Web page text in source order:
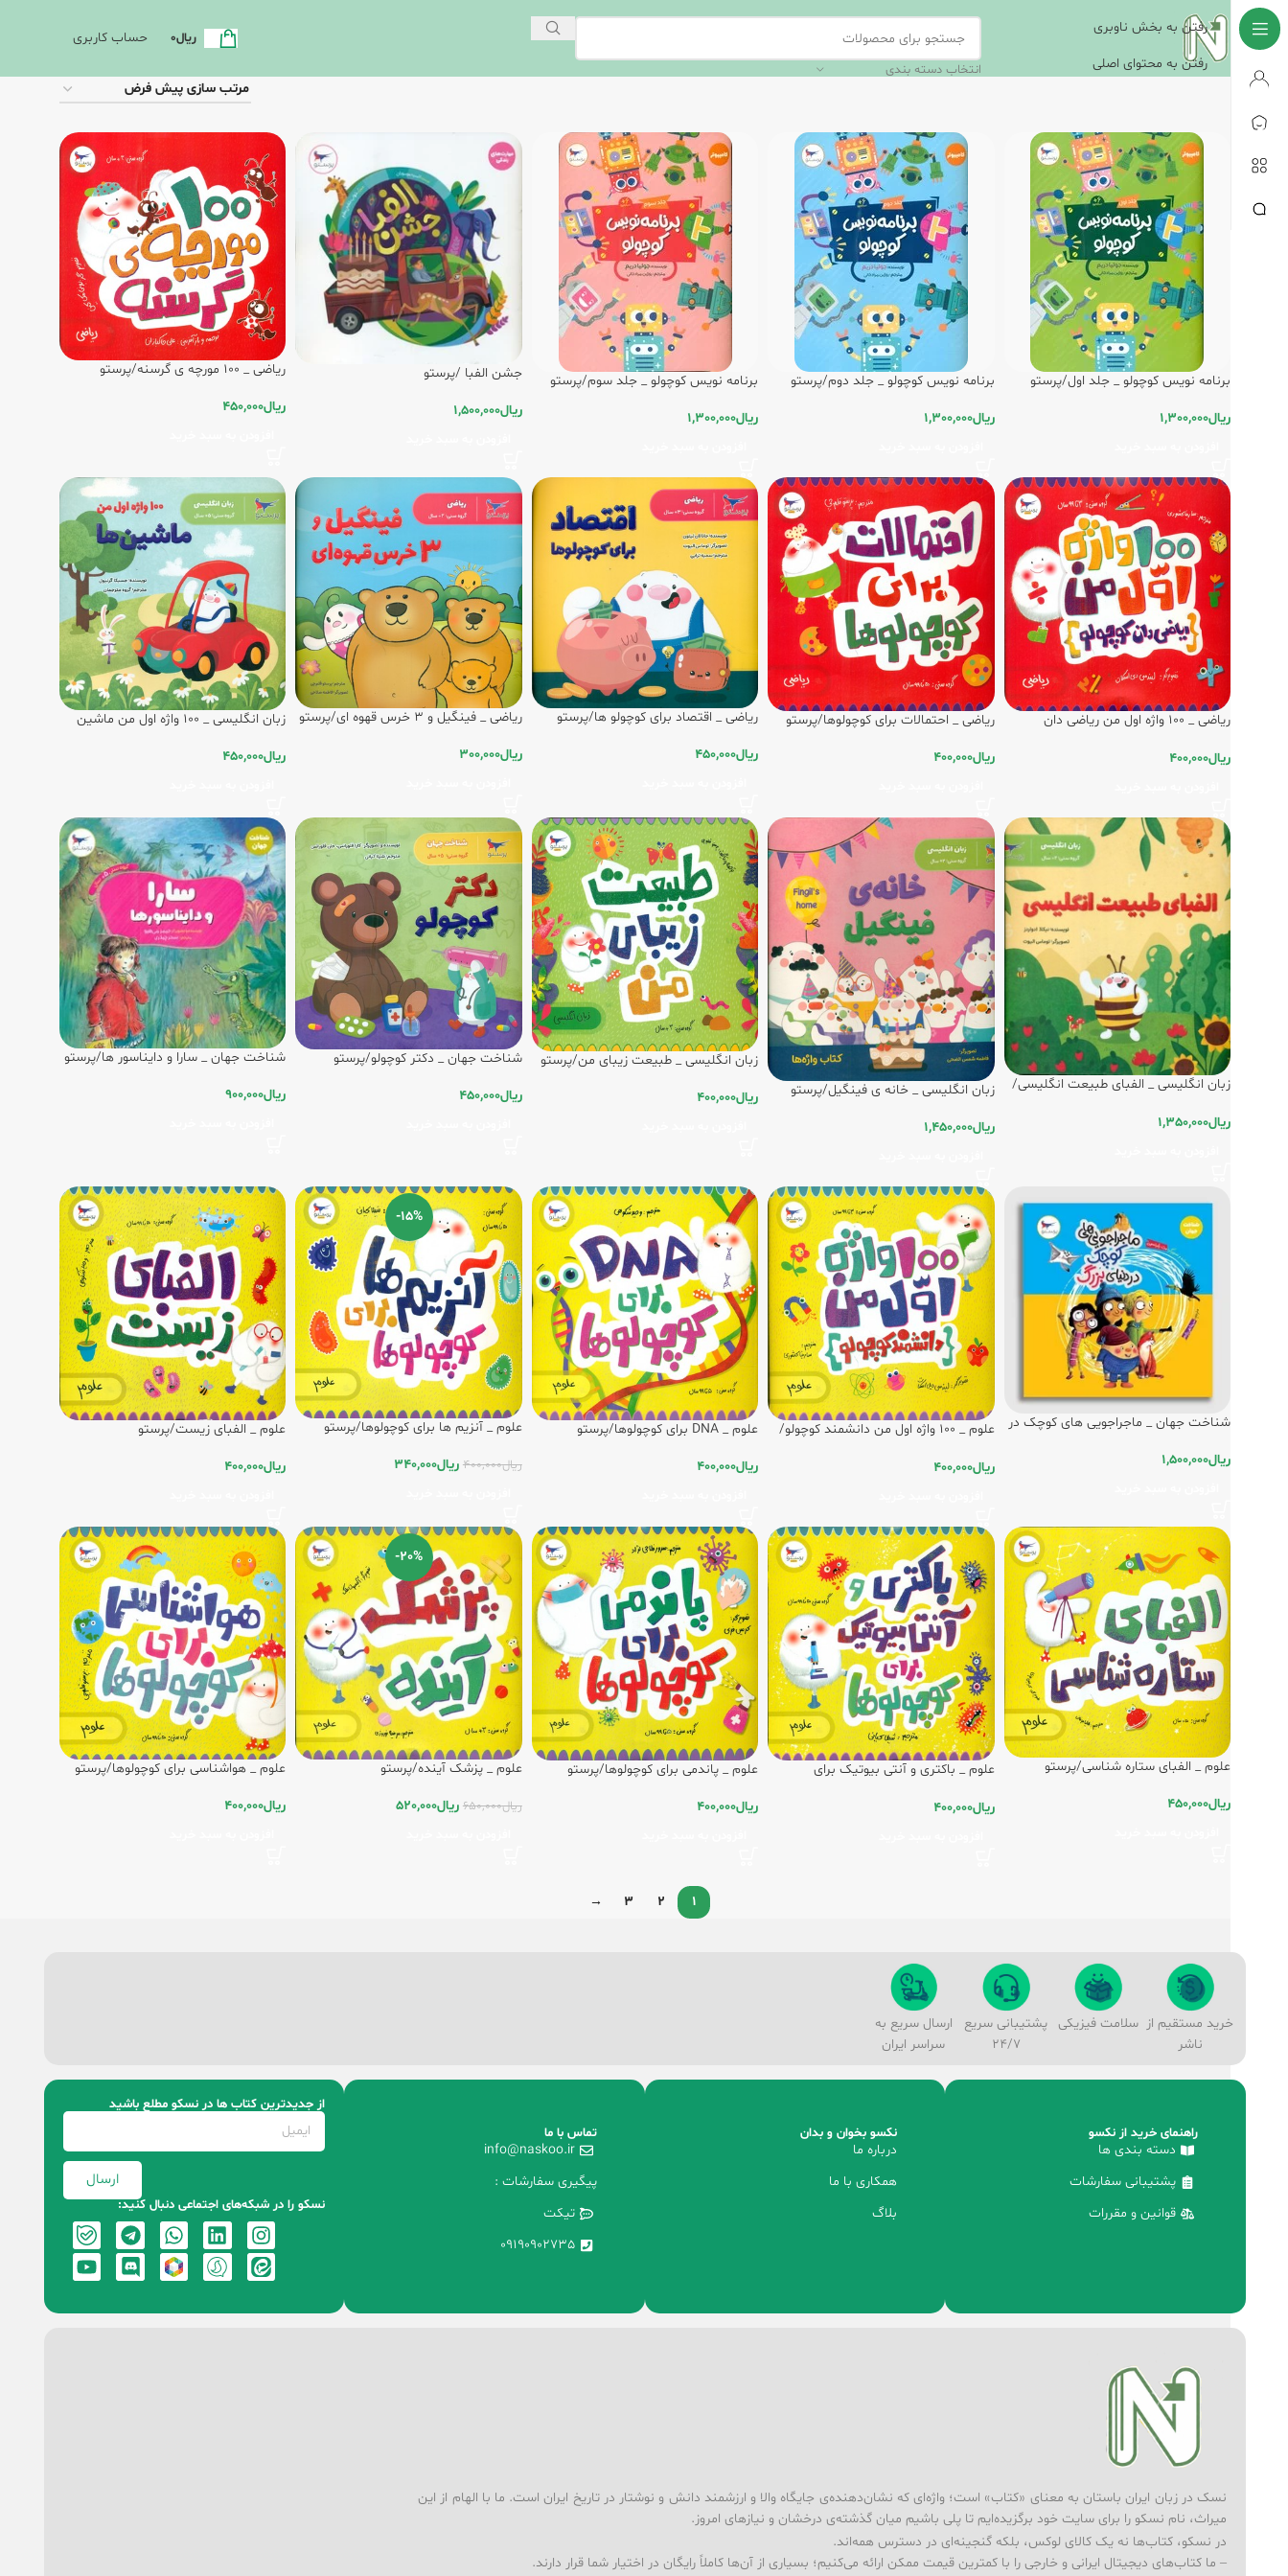
رفتن به بخش ناوبری
رفتن به محتوای اصلی
انتخاب دسته بندی
ریال0 حساب کاربری
برنامه نویس کوچولو _ جلد اول/پرستو
ریال1,300,000
برنامه نویس کوچولو _ جلد دوم/پرستو
ریال1,300,000
برنامه نویس کوچولو _ جلد سوم/پرستو
ریال1,300,000
جشن الفبا /پرستو
ریال1,500,000
ریاضی _ 100 مورچه ی گرسنه/پرستو
ریال450,000
ریاضی _ 100 واژه اول من ریاضی دان
ریال400,000
ریاضی _ احتمالات برای کوچولوها/پرستو
ریال400,000
ریاضی _ اقتصاد برای کوچولو ها/پرستو
ریال450,000
ریاضی _ فینگیل و 3 خرس قهوه ای/پرستو
ریال300,000
زبان انگلیسی _ 100 واژه اول من ماشین
ریال450,000
زبان انگلیسی _ الفبای طبیعت انگلیسی/
ریال1,350,000
زبان انگلیسی _ خانه ی فینگیل/پرستو
ریال1,450,000
زبان انگلیسی _ طبیعت زیبای من/پرستو
ریال400,000
شناخت جهان _ دکتر کوچولو/پرستو
ریال450,000
شناخت جهان _ سارا و دایناسور ها/پرستو
ریال900,000
شناخت جهان _ ماجراجویی های کوچک در
ریال1,500,000
علوم _ 100 واژه اول من دانشمند کوچولو/
ریال400,000
علوم _ DNA برای کوچولوها/پرستو
ریال400,000
-15%
علوم _ آنزیم ها برای کوچولوها/پرستو
ریال400,000 ریال340,000
علوم _ الفبای زیست/پرستو
ریال400,000
علوم _ الفبای ستاره شناسی/پرستو
ریال450,000
علوم _ باکتری و آنتی بیوتیک برای
ریال400,000
علوم _ پاندمی برای کوچولوها/پرستو
ریال400,000
-20%
علوم _ پزشک آینده/پرستو
ریال650,000 ریال520,000
علوم _ هواشناسی برای کوچولوها/پرستو
ریال400,000
1
2
3
→
خرید مستقیم از
ناشر
سلامت فیزیکی
پشتیبانی سریع
24/7
ارسال سریع به
سراسر ایران
راهنمای خرید از نکسو
دسته بندی ها
پشتیبانی سفارشات
قوانین و مقررات
نکسو بخوان و بدان
درباره ما
همکاری با ما
بلاگ
تماس با ما
info@naskoo.ir
پیگیری سفارشات :
تیکت
09190902735
از جدیدترین کتاب‌ ها در نسکو مطلع باشید
ارسال
نسکو را در شبکه‌های اجتماعی دنبال کنید:
نسک در زبان ایران باستان به معنای «کتاب» است؛ واژه‌ای که نشان‌دهنده‌ی جایگاه والا و ارزشمند دانش و نوشتار در تاریخ ایران است. ما با الهام از این
میراث، نام نسکو را برای سایت خود برگزیده‌ایم تا پلی باشیم میان گذشته‌ی درخشان و نیازهای امروز.
در نسکو، کتاب‌ها نه یک کالای لوکس، بلکه گنجینه‌ای در دسترس همه‌اند.
– ما کتاب‌های دیجیتال ایرانی و خارجی را با کمترین قیمت ممکن ارائه می‌کنیم؛ بسیاری از آن‌ها کاملاً رایگان در اختیار شما قرار دارند.